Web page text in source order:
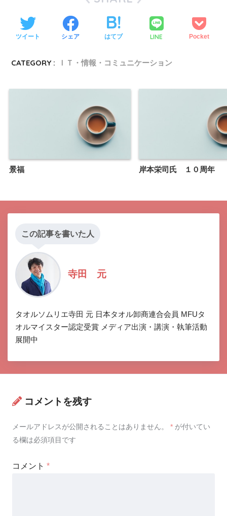
ツイート シェア はてブ LINE Pocket
CATEGORY : ＩＴ・情報・コミュニケーション
景福 岸本栄司氏 １０周年
この記事を書いた人
寺田 元
タオルソムリエ寺田 元 日本タオル卸商連合会員 MFUタ
オルマイスター認定受賞 メディア出演・講演・執筆活動
展開中
コメントを残す
メールアドレスが公開されることはありません。 * が付いてい
る欄は必須項目です
コメント *